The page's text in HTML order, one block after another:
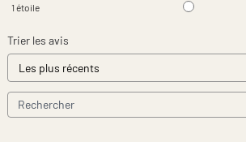
1 étoile
Trier les avis